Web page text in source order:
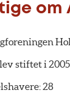
om
stiftet i 2005
28